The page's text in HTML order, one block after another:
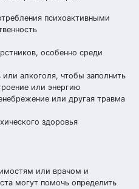
психоактивными
особенно среди
или алкоголя, чтобы заполнить
или энергию
или другая травма
здоровья
или врачом и
могут помочь определить